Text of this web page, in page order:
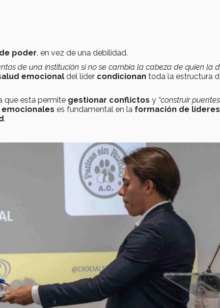
poder , en vez de una debilidad.
de una institución si no se cambia la cabeza de quien la
emocional del líder condicionan toda la estructura
que esta permite gestionar conflictos y “construir
es fundamental en la formación de líderes
.